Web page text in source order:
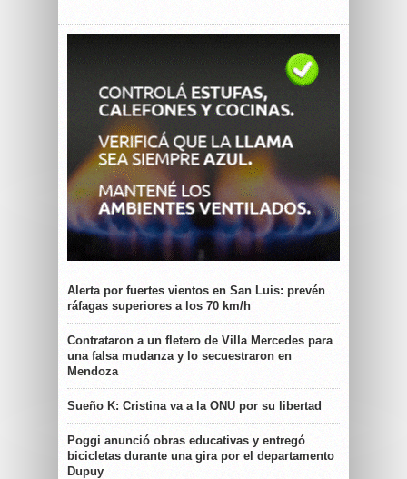
Alerta por fuertes vientos en San Luis: prevén
ráfagas superiores a los 70 km/h
Contrataron a un fletero de Villa Mercedes para
una falsa mudanza y lo secuestraron en
Mendoza
Sueño K: Cristina va a la ONU por su libertad
Poggi anunció obras educativas y entregó
bicicletas durante una gira por el departamento
Dupuy